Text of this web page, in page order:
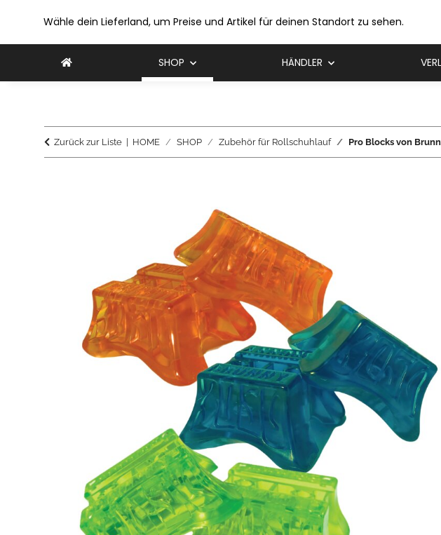
Wähle dein Lieferland, um Preise und Artikel für deinen Standort zu sehen.
SHOP HÄNDLER
Zurück zur Liste HOME SHOP Zubehör für Rollschuhlauf Pro Blocks von